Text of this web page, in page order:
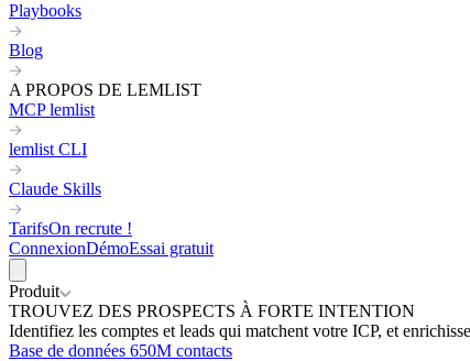
Playbooks
Blog
A PROPOS DE LEMLIST
MCP lemlist
lemlist CLI
Claude Skills
TarifsOn recrute !
ConnexionDémoEssai gratuit
Produit
TROUVEZ DES PROSPECTS À FORTE INTENTION
Identifiez les comptes et leads qui matchent votre ICP, et
Base de données 650M contacts